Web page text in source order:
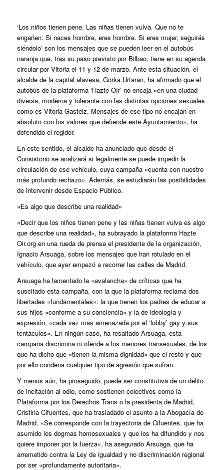
‘Los niños tienen pene. Las niñas tienen vulva. Que no te
engañen. Si naces hombre, eres hombre. Si eres mujer, seguirás
siéndolo’ son los mensajes que se pueden leer en el autobús
naranja que, tras su paso previsto por Bilbao, tiene en su agenda
circular por Vitoria el 11 y 12 de marzo. Ante esta situación, el
alcalde de la capital alavesa, Gorka Urtaran, ha afirmado que el
autobús de la plataforma ‘Hazte Oír’ no encaja «en una ciudad
diversa, moderna y tolerante con las distintas opciones sexuales
como es Vitoria-Gasteiz. Mensajes de ese tipo no encajan en
absoluto con los valores que defiende este Ayuntamiento», ha
defendido el regidor.
En este sentido, el alcalde ha anunciado que desde el
Consistorio se analizará si legalmente se puede impedir la
circulación de ese vehículo, cuya campaña «cuenta con nuestro
más profundo rechazo». Además, se estudiarán las posibilidades
de intervenir desde Espacio Público.
«Es algo que describe una realidad»
«Decir que los niños tienen pene y las niñas tienen vulva es algo
que describe una realidad», ha subrayado la plataforma Hazte
Oir.org en una rueda de prensa el presidente de la organización,
Ignacio Arsuaga, sobre los mensajes que han rotulado en el
vehículo, que ayer empezó a recorrer las calles de Madrid.
Arsuaga ha lamentado la «avalancha» de críticas que ha
suscitado esta campaña, con la que la plataforma reclama dos
libertades «fundamentales»: la que tienen los padres de educar a
sus hijos «conforme a su conciencia» y la de ideología y
expresión, «cada vez mas amenazada por el ‘lobby’ gay y sus
tentáculos». En ningún caso, ha resaltado Arsuaga, esta
campaña discrimina ni ofende a los menores transexuales, de los
que ha dicho que «tienen la misma dignidad» que el resto y que
por ello condena cualquier tipo de agresión que sufran.
Y menos aún, ha proseguido, puede ser constitutiva de un delito
de incitación al odio, como sostienen colectivos como la
Plataforma por los Derechos Trans o la presidenta de Madrid,
Cristina Cifuentes, que ha trasladado el asunto a la Abogacía de
Madrid. «Se corresponde con la trayectoria de Cifuentes, que ha
asumido los dogmas homosexuales y que los ha difundido y nos
quiere imponer por la fuerza», ha asegurado Arsuaga, que ha
arremetido contra la Ley de igualdad y no discriminación regional
por ser «profundamente autoritaria».